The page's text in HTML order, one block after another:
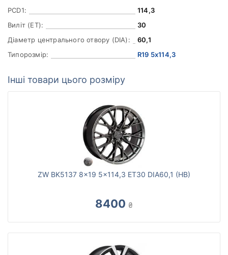
PCD1:
114,3
Виліт (ET):
30
Діаметр центрального отвору (DIA):
60,1
Типорозмір:
R19 5x114,3
Інші товари цього розміру
ZW BK5137 8x19 5x114,3 ET30 DIA60,1 (HB)
8400 ₴